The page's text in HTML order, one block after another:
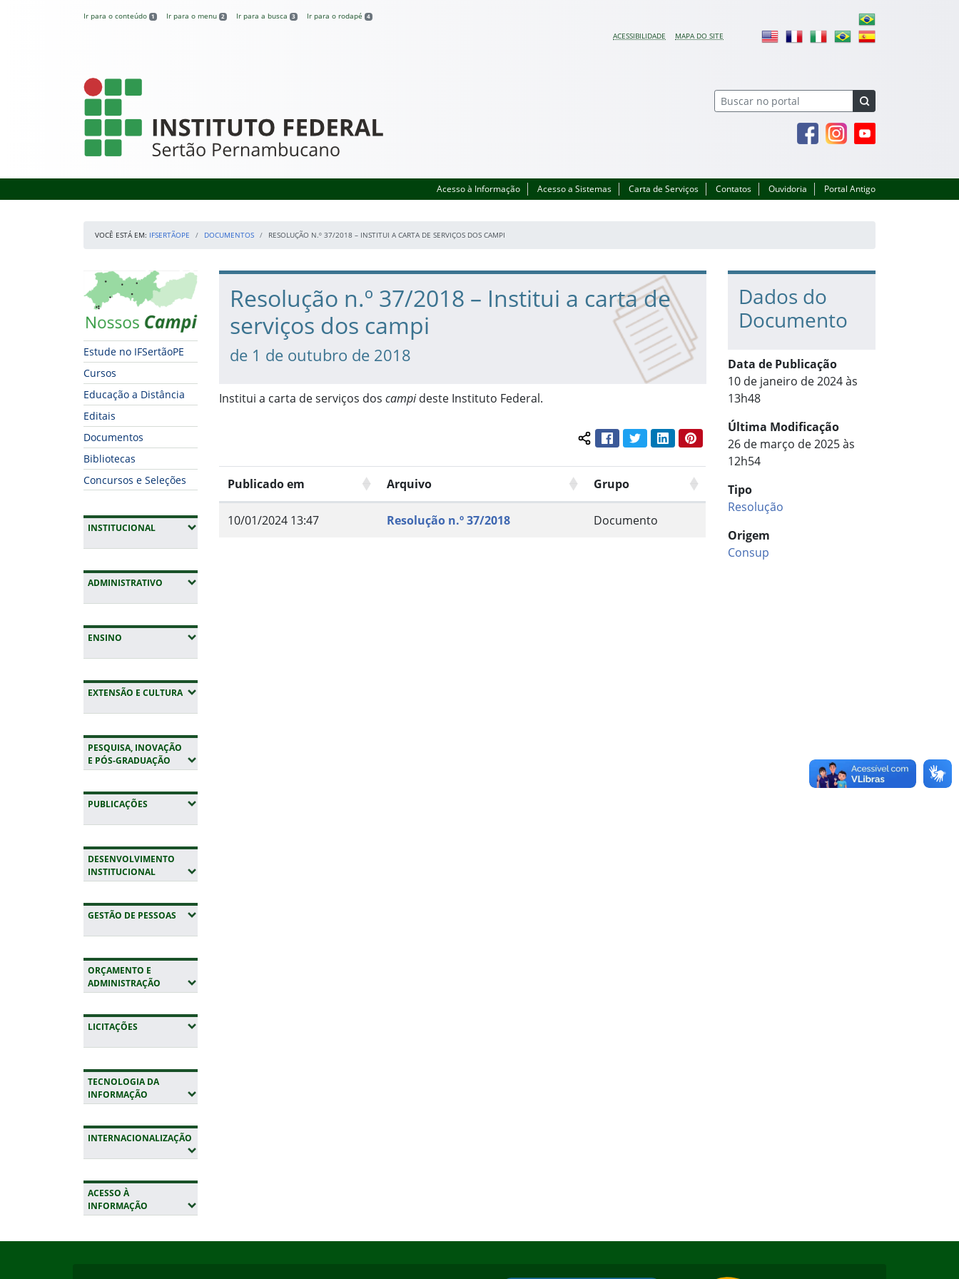
Ir para o conteúdo 1 Ir para o menu 2 Ir para a busca 3 Ir para o rodapé 4
ACESSIBILIDADE MAPA DO SITE
IFSertãoPE
FacebookInstagramYoutube
Acesso à Informação Acesso a Sistemas Carta de Serviços Contatos Ouvidoria Portal Antigo
VOCÊ ESTÁ EM: IFSERTÃOPE DOCUMENTOS RESOLUÇÃO N.º 37/2018 – INSTITUI A CARTA DE SERVIÇOS DOS CAMPI
Início da navegação
Mapa Campi
Estude no IFSertãoPE
Cursos
Educação a Distância
Editais
Documentos
Bibliotecas
Concursos e Seleções
INSTITUCIONAL(EXPANDIR SUBMENUS)
ADMINISTRATIVO (EXPANDIR SUBMENUS)
ENSINO (EXPANDIR SUBMENUS)
EXTENSÃO E CULTURA(EXPANDIR SUBMENUS)
PESQUISA, INOVAÇÃO
E PÓS-GRADUAÇÃO (EXPANDIR SUBMENUS)
PUBLICAÇÕES (EXPANDIR SUBMENUS)
DESENVOLVIMENTO
INSTITUCIONAL(EXPANDIR SUBMENUS)
GESTÃO DE PESSOAS (EXPANDIR SUBMENUS)
ORÇAMENTO E
ADMINISTRAÇÃO (EXPANDIR SUBMENUS)
LICITAÇÕES (EXPANDIR SUBMENUS)
TECNOLOGIA DA
INFORMAÇÃO (EXPANDIR SUBMENUS)
INTERNACIONALIZAÇÃO
ACESSO À
INFORMAÇÃO (EXPANDIR SUBMENUS)
Início do conteúdo
Resolução n.º 37/2018 – Institui a carta de
serviços dos campi
de 1 de outubro de 2018
Institui a carta de serviços dos campideste Instituto Federal.
Compartilhar conteúdo:
FacebookTwitterLinkedInPinterest
Publicado em Arquivo Grupo
10/01/2024 13:47 Resolução n.º 37/2018 Documento
Dados do
Documento
Data de Publicação
10 de janeiro de 2024 às
13h48
Última Modificação
26 de março de 2025 às
12h54
Tipo
Resolução
Origem
Consup